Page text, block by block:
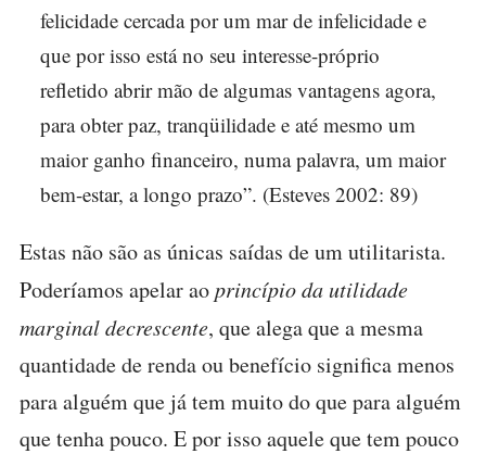
felicidade cercada por um mar de infelicidade e
que por isso está no seu interesse-próprio
refletido abrir mão de algumas vantagens agora,
para obter paz, tranqüilidade e até mesmo um
maior ganho financeiro, numa palavra, um maior
bem-estar, a longo prazo”. (Esteves 2002: 89)
Estas não são as únicas saídas de um utilitarista.
Poderíamos apelar aoprincípio da utilidade
marginal decrescente, que alega que a mesma
quantidade de renda ou benefício significa menos
para alguém que já tem muito do que para alguém
que tenha pouco. E por isso aquele que tem pouco